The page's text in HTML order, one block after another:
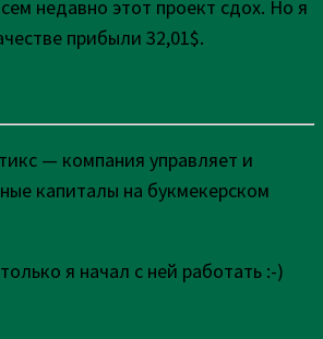
недавно этот проект сдох. Но я
прибыли 32,01$.
— компания управляет и
капиталы на букмекерском
я начал с ней работать :-)